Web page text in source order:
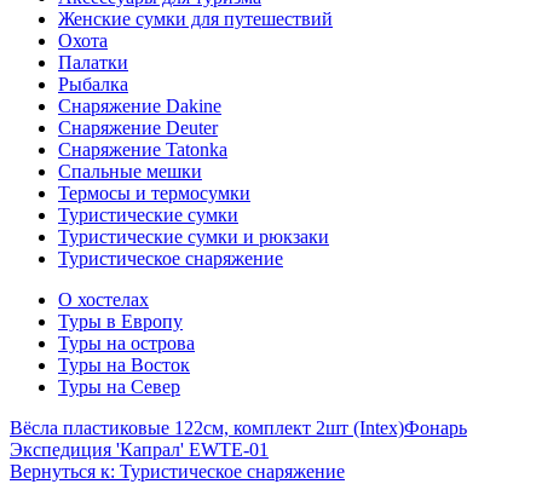
Женские сумки для путешествий
Охота
Палатки
Рыбалка
Снаряжение Dakine
Снаряжение Deuter
Снаряжение Tatonka
Спальные мешки
Термосы и термосумки
Туристические сумки
Туристические сумки и рюкзаки
Туристическое снаряжение
О хостелах
Туры в Европу
Туры на острова
Туры на Восток
Туры на Север
Вёсла пластиковые 122см, комплект 2шт (Intex)Фонарь
Экспедиция 'Капрал' EWTE-01
Вернуться к: Туристическое снаряжение